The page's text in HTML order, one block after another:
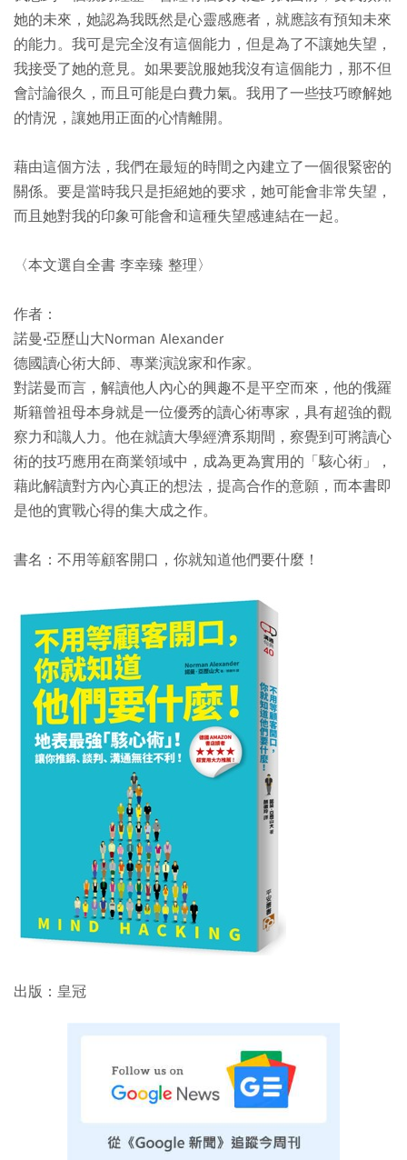
她的未來，她認為我既然是心靈感應者，就應該有預知未來
的能力。我可是完全沒有這個能力，但是為了不讓她失望，
我接受了她的意見。如果要說服她我沒有這個能力，那不但
會討論很久，而且可能是白費力氣。我用了一些技巧瞭解她
的情況，讓她用正面的心情離開。
藉由這個方法，我們在最短的時間之內建立了一個很緊密的
關係。要是當時我只是拒絕她的要求，她可能會非常失望，
而且她對我的印象可能會和這種失望感連結在一起。
〈本文選自全書 李幸臻 整理〉
作者：
諾曼‧亞歷山大Norman Alexander
德國讀心術大師、專業演說家和作家。
對諾曼而言，解讀他人內心的興趣不是平空而來，他的俄羅
斯籍曾祖母本身就是一位優秀的讀心術專家，具有超強的觀
察力和識人力。他在就讀大學經濟系期間，察覺到可將讀心
術的技巧應用在商業領域中，成為更為實用的「駭心術」，
藉此解讀對方內心真正的想法，提高合作的意願，而本書即
是他的實戰心得的集大成之作。
書名：不用等顧客開口，你就知道他們要什麼！
出版：皇冠